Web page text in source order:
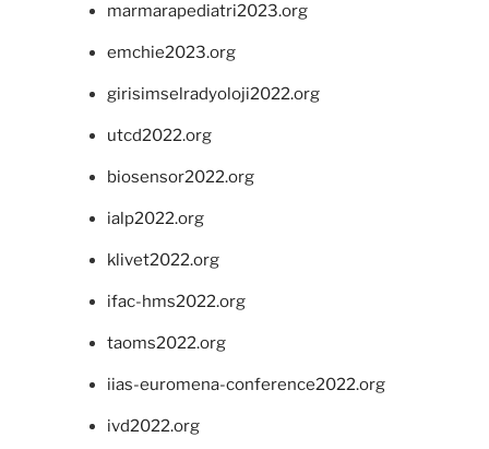
marmarapediatri2023.org
emchie2023.org
girisimselradyoloji2022.org
utcd2022.org
biosensor2022.org
ialp2022.org
klivet2022.org
ifac-hms2022.org
taoms2022.org
iias-euromena-conference2022.org
ivd2022.org